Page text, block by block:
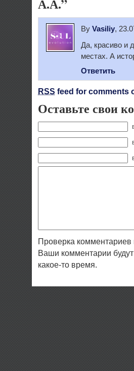
А.А.”
By Vasiliy,
Да, красиво и
местах. А
Ответить
RSS feed for comments
Оставьте свои
Проверка
Ваши комментарии
какое-то время.